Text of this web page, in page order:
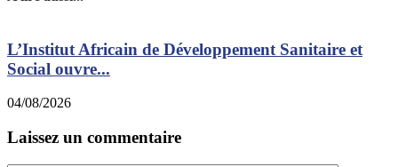
L’Institut Africain de Développement Sanitaire et
Social ouvre...
04/08/2026
Laissez un commentaire